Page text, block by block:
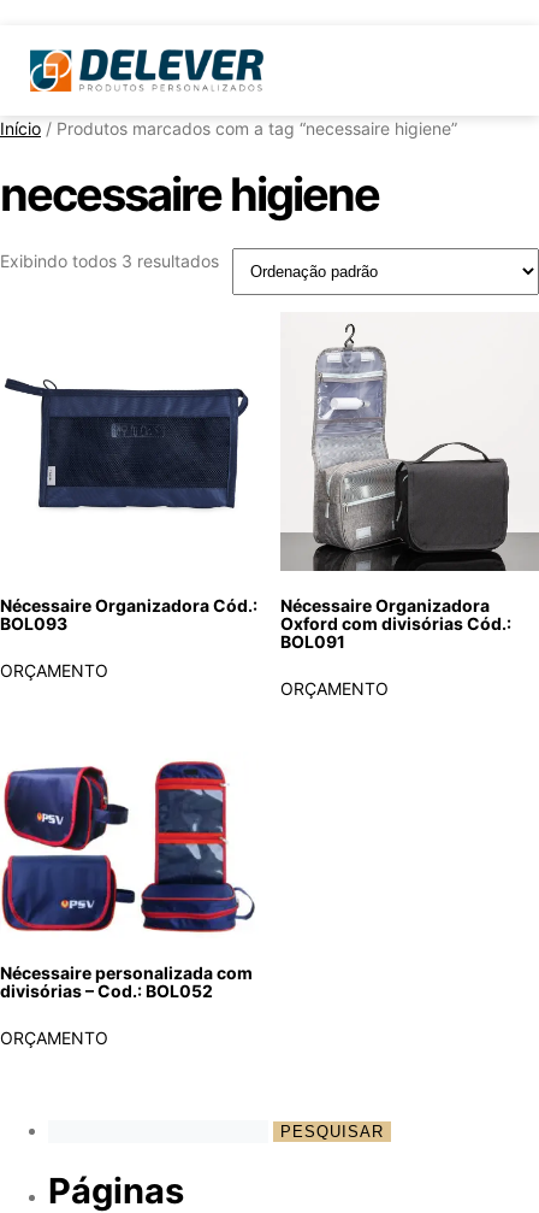
Início / Produtos marcados com a tag “necessaire higiene”
necessaire higiene
Exibindo todos 3 resultados
Nécessaire Organizadora Cód.:
BOL093
ORÇAMENTO
Nécessaire Organizadora
Oxford com divisórias Cód.:
BOL091
ORÇAMENTO
Nécessaire personalizada com
divisórias – Cod.: BOL052
ORÇAMENTO
Páginas